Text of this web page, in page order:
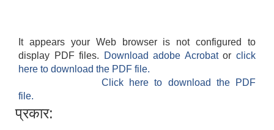
It appears your Web browser is not configured to
display PDF files.
Download adobe Acrobatorclick
here to download the PDF file.
Click here to download the PDF
file.
प्रकार: